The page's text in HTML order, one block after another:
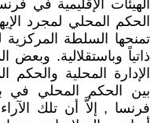
الهيئات الإقليمية في
الحكم المحلي لمجرد
تمنحها السلطة المركزية
ذاتياً وباستقلالية. وبعض
الإدارة المحلية
بين الحكم المحلي في
فرنسا , إلاَّ أن تلك